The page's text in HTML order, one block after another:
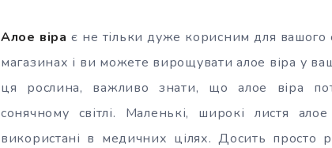
Алое віра є не тільки дуже корисним для вашого
магазинах і ви можете вирощувати алое віра у
ця рослина, важливо знати, що алое віра
сонячному світлі. Маленькі, широкі листя
використані в медичних цілях. Досить просто